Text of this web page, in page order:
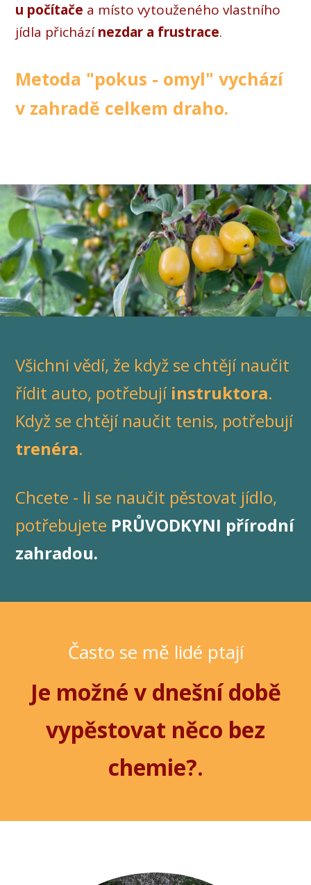
u počítače a místo vytouženého vlastního
jídla přicházínezdar a frustrace.
Metoda "pokus - omyl" vychází
v zahradě celkem draho.
Všichni vědí, že když se chtějí naučit
řídit auto, potřebují instruktora.
Když se chtějí naučit tenis, potřebují
trenéra.
Chcete - li se naučit pěstovat jídlo,
potřebujete PRŮVODKYNI přírodní
zahradou.
Často se mě lidé ptají
Je možné v dnešní době
vypěstovat něco bez
chemie?.